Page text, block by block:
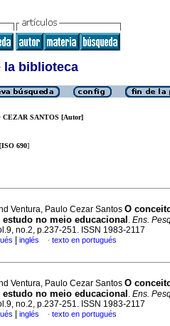
la biblioteca
CEZAR SANTOS [Autor]
ISO 690]
Ventura, Paulo Cezar Santos O
no meio educacional . Ens.
no.2, p.237-251. ISSN 1983-2117
inglés · texto en portugués
Ventura, Paulo Cezar Santos O
no meio educacional . Ens.
no.2, p.237-251. ISSN 1983-2117
inglés · texto en portugués